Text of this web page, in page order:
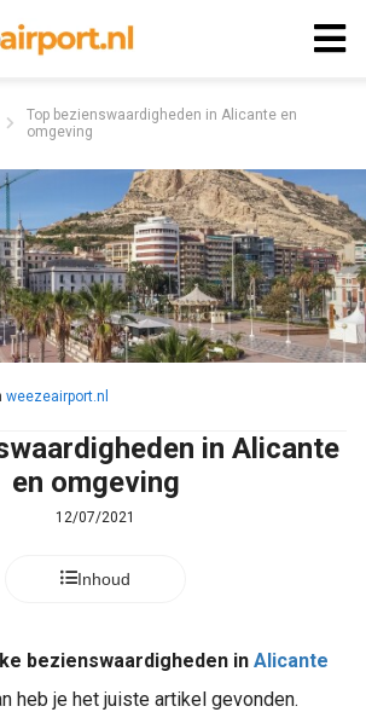
Top bezienswaardigheden in Alicante en
omgeving
weezeairport.nl
in Alicante
en omgeving
12/07/2021
Inhoud
bezienswaardigheden in Alicante
heb je het juiste artikel gevonden.